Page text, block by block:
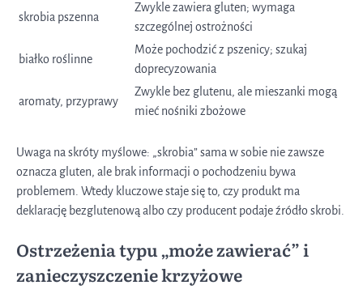
skrobia pszenna
Zwykle zawiera gluten; wymaga
szczególnej ostrożności
białko roślinne
Może pochodzić z pszenicy; szukaj
doprecyzowania
aromaty, przyprawy
Zwykle bez glutenu, ale mieszanki mogą
mieć nośniki zbożowe
Uwaga na skróty myślowe: „skrobia” sama w sobie nie zawsze
oznacza gluten, ale brak informacji o pochodzeniu bywa
problemem. Wtedy kluczowe staje się to, czy produkt ma
deklarację bezglutenową albo czy producent podaje źródło skrobi.
Ostrzeżenia typu „może zawierać” i
zanieczyszczenie krzyżowe